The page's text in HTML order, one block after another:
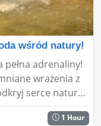
wśród natury!
pełna adrenaliny!
wrażenia z
serce natury
1 Hour